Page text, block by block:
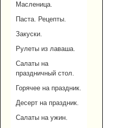
Масленица.
Паста. Рецепты.
Закуски.
Рулеты из лаваша.
Салаты на
праздничный стол.
Горячее на праздник.
Десерт на праздник.
Салаты на ужин.